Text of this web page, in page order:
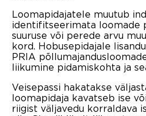
Loomapidajatele muutub
identifitseerimata loomade
suuruse või perede arvu
kord. Hobusepidajale
PRIA
liikumine pidamiskohta ja
Veisepassi hakatakse
loomapidaja kavatseb ise
riigist väljavedu korraldava